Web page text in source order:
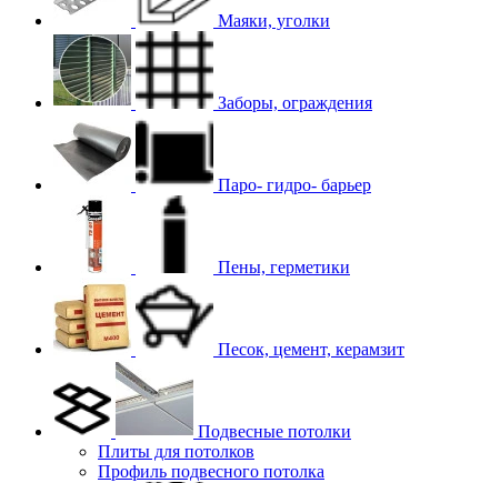
Маяки, уголки
Заборы, ограждения
Паро- гидро- барьер
Пены, герметики
Песок, цемент, керамзит
Подвесные потолки
Плиты для потолков
Профиль подвесного потолка